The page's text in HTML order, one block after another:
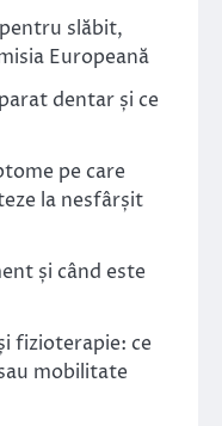
slăbit,
Europeană
dentar și ce
pe care
la nesfârșit
și când este
fizioterapie: ce
mobilitate